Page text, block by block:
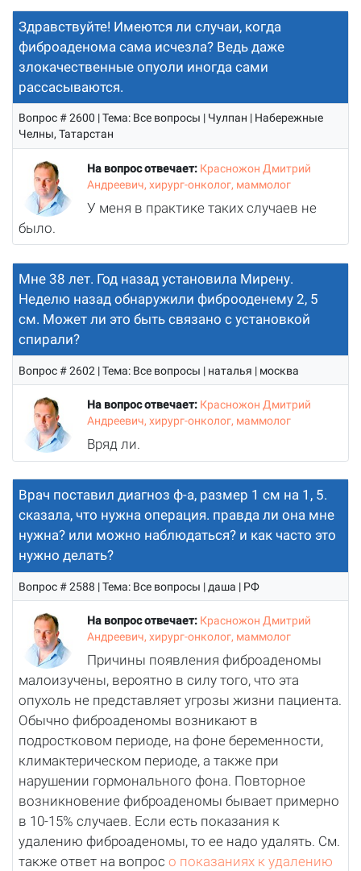
Здравствуйте! Имеются ли случаи, когда
фиброаденома сама исчезла? Ведь даже
злокачественные опуоли иногда сами
рассасываются.
Вопрос # 2600 | Тема: Все вопросы | Чулпан | Набережные
Челны, Татарстан
На вопрос отвечает: Красножон Дмитрий
Андреевич, хирург-онколог, маммолог
У меня в практике таких случаев не
было.
Мне 38 лет. Год назад установила Мирену.
Неделю назад обнаружили фиброоденему 2, 5
см. Может ли это быть связано с установкой
спирали?
Вопрос # 2602 | Тема: Все вопросы | наталья | москва
На вопрос отвечает: Красножон Дмитрий
Андреевич, хирург-онколог, маммолог
Вряд ли.
Врач поставил диагноз ф-а, размер 1 см на 1, 5.
сказала, что нужна операция. правда ли она мне
нужна? или можно наблюдаться? и как часто это
нужно делать?
Вопрос # 2588 | Тема: Все вопросы | даша | РФ
На вопрос отвечает: Красножон Дмитрий
Андреевич, хирург-онколог, маммолог
Причины появления фиброаденомы
малоизучены, вероятно в силу того, что эта
опухоль не представляет угрозы жизни пациента.
Обычно фиброаденомы возникают в
подростковом периоде, на фоне беременности,
климактерическом периоде, а также при
нарушении гормонального фона. Повторное
возникновение фиброаденомы бывает примерно
в 10-15% случаев. Если есть показания к
удалению фиброаденомы, то ее надо удалять. См.
также ответ на вопросо показаниях к удалению